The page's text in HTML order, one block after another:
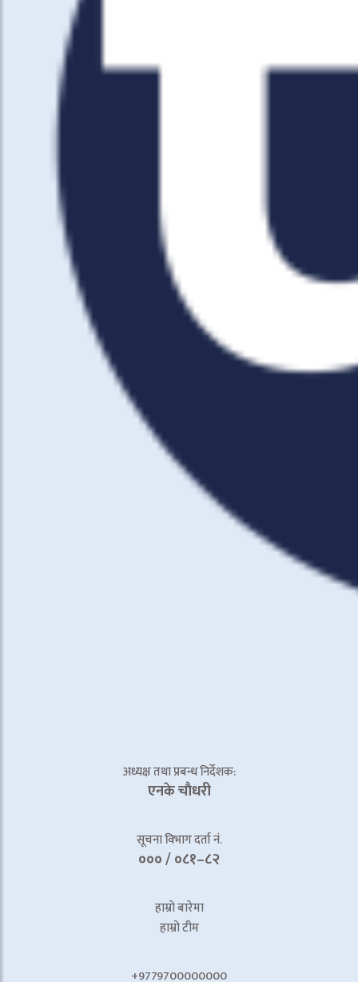
अध्यक्ष तथा प्रबन्ध निर्देशक:
एनके चाैधरी
सूचना विभाग दर्ता नं.
००० / ०८१–८२
हाम्रो बारेमा
हाम्रो टीम
+9779700000000